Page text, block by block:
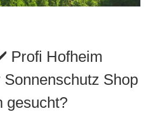
Profi Hofheim
Sonnenschutz Shop
gesucht?